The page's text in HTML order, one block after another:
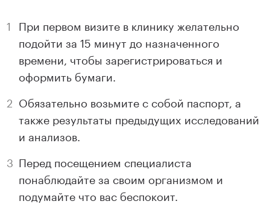
Подробнее Подробнее
При первом визите в клинику желательно
подойти за 15 минут до назначенного
времени, чтобы зарегистрироваться и
оформить бумаги.
Обязательно возьмите с собой паспорт, а
также результаты предыдущих исследований
и анализов.
Перед посещением специалиста
понаблюдайте за своим организмом и
подумайте что вас беспокоит.